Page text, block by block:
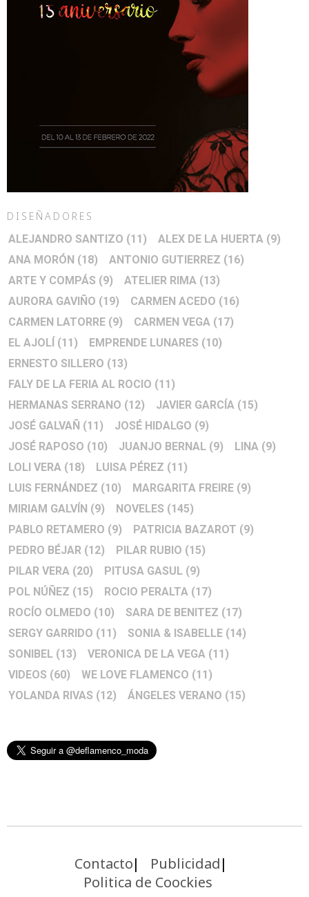
DISEÑADORES
ALEJANDRO SANTIZO (11) ALEX DE LA HUERTA (9)
ANA MORÓN (18) ANTONIO GUTIERREZ (16)
ARTE Y COMPÁS (9) ATELIER RIMA (13)
AURORA GAVIÑO (19) CARMEN ACEDO (16)
CARMEN LATORRE (9) CARMEN VEGA (17)
EL AJOLÍ (11) EMPRENDE LUNARES (10)
ERNESTO SILLERO (13)
FALY DE LA FERIA AL ROCIO (11)
HERMANAS SERRANO (12) JAVIER GARCÍA (15)
JOSÉ GALVAÑ (11) JOSÉ HIDALGO (9)
JOSÉ RAPOSO (10) JUANJO BERNAL (9) LINA (9)
LOLI VERA (18) LUISA PÉREZ (11)
LUIS FERNÁNDEZ (10) MARGARITA FREIRE (9)
MIRIAM GALVÍN (9) NOVELES (145)
PABLO RETAMERO (9) PATRICIA BAZAROT (9)
PEDRO BÉJAR (12) PILAR RUBIO (15)
PILAR VERA (20) PITUSA GASUL (9)
POL NÚÑEZ (15) ROCIO PERALTA (17)
ROCÍO OLMEDO (10) SARA DE BENITEZ (17)
SERGY GARRIDO (11) SONIA & ISABELLE (14)
SONIBEL (13) VERONICA DE LA VEGA (11)
VIDEOS (60) WE LOVE FLAMENCO (11)
YOLANDA RIVAS (12) ÁNGELES VERANO (15)
Contacto
Publicidad
Politica de Coockies